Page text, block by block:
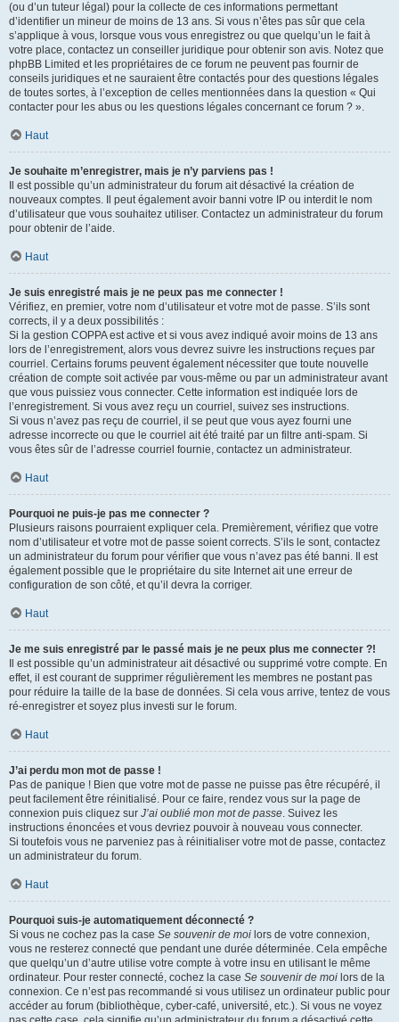
(ou d’un tuteur légal) pour la collecte de ces informations permettant
d’identifier un mineur de moins de 13 ans. Si vous n’êtes pas sûr que cela
s’applique à vous, lorsque vous vous enregistrez ou que quelqu’un le fait à
votre place, contactez un conseiller juridique pour obtenir son avis. Notez que
phpBB Limited et les propriétaires de ce forum ne peuvent pas fournir de
conseils juridiques et ne sauraient être contactés pour des questions légales
de toutes sortes, à l’exception de celles mentionnées dans la question « Qui
contacter pour les abus ou les questions légales concernant ce forum ? ».
Haut
Je souhaite m’enregistrer, mais je n’y parviens pas !
Il est possible qu’un administrateur du forum ait désactivé la création de
nouveaux comptes. Il peut également avoir banni votre IP ou interdit le nom
d’utilisateur que vous souhaitez utiliser. Contactez un administrateur du forum
pour obtenir de l’aide.
Haut
Je suis enregistré mais je ne peux pas me connecter !
Vérifiez, en premier, votre nom d’utilisateur et votre mot de passe. S’ils sont
corrects, il y a deux possibilités :
Si la gestion COPPA est active et si vous avez indiqué avoir moins de 13 ans
lors de l’enregistrement, alors vous devrez suivre les instructions reçues par
courriel. Certains forums peuvent également nécessiter que toute nouvelle
création de compte soit activée par vous-même ou par un administrateur avant
que vous puissiez vous connecter. Cette information est indiquée lors de
l’enregistrement. Si vous avez reçu un courriel, suivez ses instructions.
Si vous n’avez pas reçu de courriel, il se peut que vous ayez fourni une
adresse incorrecte ou que le courriel ait été traité par un filtre anti-spam. Si
vous êtes sûr de l’adresse courriel fournie, contactez un administrateur.
Haut
Pourquoi ne puis-je pas me connecter ?
Plusieurs raisons pourraient expliquer cela. Premièrement, vérifiez que votre
nom d’utilisateur et votre mot de passe soient corrects. S’ils le sont, contactez
un administrateur du forum pour vérifier que vous n’avez pas été banni. Il est
également possible que le propriétaire du site Internet ait une erreur de
configuration de son côté, et qu’il devra la corriger.
Haut
Je me suis enregistré par le passé mais je ne peux plus me connecter ?!
Il est possible qu’un administrateur ait désactivé ou supprimé votre compte. En
effet, il est courant de supprimer régulièrement les membres ne postant pas
pour réduire la taille de la base de données. Si cela vous arrive, tentez de vous
ré-enregistrer et soyez plus investi sur le forum.
Haut
J’ai perdu mon mot de passe !
Pas de panique ! Bien que votre mot de passe ne puisse pas être récupéré, il
peut facilement être réinitialisé. Pour ce faire, rendez vous sur la page de
connexion puis cliquez sur J’ai oublié mon mot de passe. Suivez les
instructions énoncées et vous devriez pouvoir à nouveau vous connecter.
Si toutefois vous ne parveniez pas à réinitialiser votre mot de passe, contactez
un administrateur du forum.
Haut
Pourquoi suis-je automatiquement déconnecté ?
Si vous ne cochez pas la case Se souvenir de moi lors de votre connexion,
vous ne resterez connecté que pendant une durée déterminée. Cela empêche
que quelqu’un d’autre utilise votre compte à votre insu en utilisant le même
ordinateur. Pour rester connecté, cochez la case Se souvenir de moi lors de la
connexion. Ce n’est pas recommandé si vous utilisez un ordinateur public pour
accéder au forum (bibliothèque, cyber-café, université, etc.). Si vous ne voyez